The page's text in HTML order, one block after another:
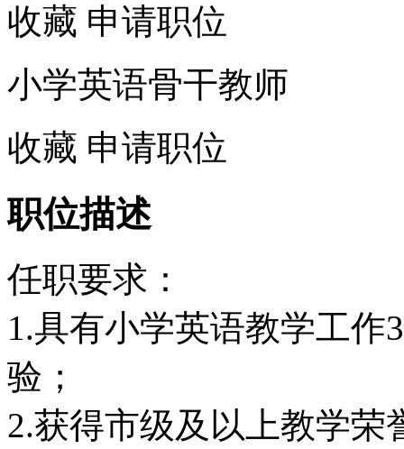
收藏 申请职位
小学英语骨干教师
收藏 申请职位
职位描述
任职要求：
1.具有小学英语教学工
验；
2.获得市级及以上教学